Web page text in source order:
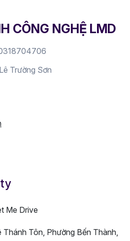
CÔNG NGHỆ LMD
Trường Sơn
Me Drive
Thánh Tôn, Phường Bến Thành,